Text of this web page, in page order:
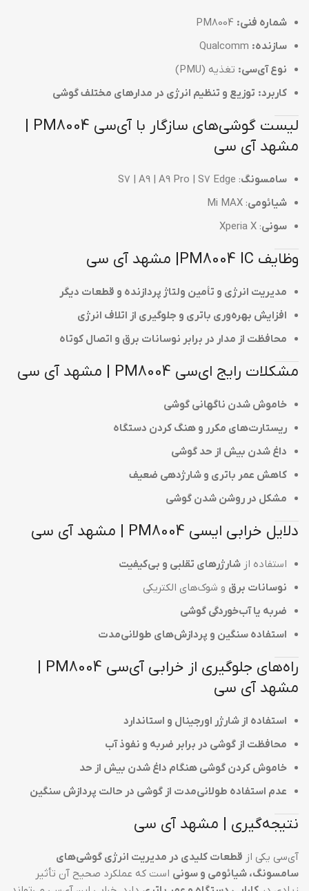
شماره فنی:
سازنده:
نوع آی‌سی: تغذیه (PMU)
کاربرد: توزیع و تنظیم انرژی در مدارهای مختلف گوشی
مشهد آی سی
سامسونگ: S7 | A9 | A9 Pro | S7 Edge
شیائومی: Mi MAX
سونی: Xperia X
وظایف PM8004 IC| مشهد آی سی
مدیریت انرژی و تأمین ولتاژ پردازنده و قطعات دیگر
افزایش بهره‌وری باتری و جلوگیری از اتلاف انرژی
محافظت از مدار در برابر نوسانات برق و اتصال کوتاه
مشکلات رایج ای‌سی PM8004 | مشهد آی سی
خاموش شدن ناگهانی گوشی
ریستارت‌های مکرر و هنگ کردن دستگاه
داغ شدن بیش از حد گوشی
کاهش عمر باتری و شارژدهی ضعیف
مشکل در روشن شدن گوشی
دلایل خرابی ایسی PM8004 | مشهد آی سی
استفاده از شارژرهای تقلبی و بی‌کیفیت
نوسانات برق و شوک‌های الکتریکی
ضربه یا آب‌خوردگی گوشی
استفاده سنگین و پردازش‌های طولانی‌مدت
مشهد آی سی
استفاده از شارژر اورجینال و استاندارد
محافظت از گوشی در برابر ضربه و نفوذ آب
خاموش کردن گوشی هنگام داغ شدن بیش از حد
عدم استفاده طولانی‌مدت از گوشی در حالت پردازش سنگین
نتیجه‌گیری | مشهد آی سی
آی‌سی یکی از قطعات کلیدی در مدیریت انرژی گوشی‌های
سامسونگ، شیائومی و سونی است که عملکرد صحیح آن تأثیر